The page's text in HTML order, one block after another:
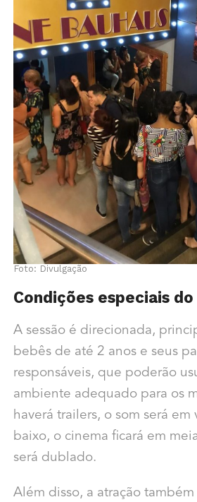
Foto: Divulgação
Condições especiais do
A sessão é direcionada,
bebês de até 2 anos e seus
responsáveis, que poderão
ambiente adequado para os
haverá trailers, o som será em
baixo, o cinema ficará em
será dublado.
Além disso, a atração